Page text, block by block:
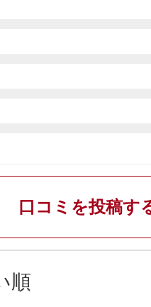
口コミを投稿す